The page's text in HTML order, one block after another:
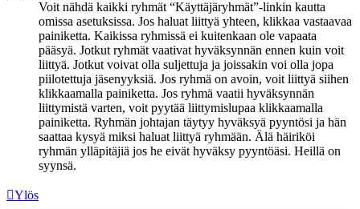
Voit nähdä kaikki ryhmät “Käyttäjäryhmät”-linkin kautta
omissa asetuksissa. Jos haluat liittyä yhteen, klikkaa vastaavaa
painiketta. Kaikissa ryhmissä ei kuitenkaan ole vapaata
pääsyä. Jotkut ryhmät vaativat hyväksynnän ennen kuin voit
liittyä. Jotkut voivat olla suljettuja ja joissakin voi olla jopa
piilotettuja jäsenyyksiä. Jos ryhmä on avoin, voit liittyä siihen
klikkaamalla painiketta. Jos ryhmä vaatii hyväksynnän
liittymistä varten, voit pyytää liittymislupaa klikkaamalla
painiketta. Ryhmän johtajan täytyy hyväksyä pyyntösi ja hän
saattaa kysyä miksi haluat liittyä ryhmään. Älä häiriköi
ryhmän ylläpitäjiä jos he eivät hyväksy pyyntöäsi. Heillä on
syynsä.
Ylös